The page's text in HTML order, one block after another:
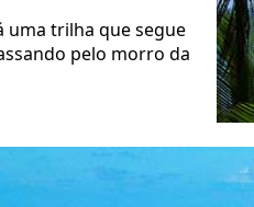
uma trilha que segue
pelo morro da